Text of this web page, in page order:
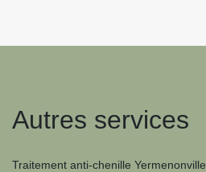
Autres services
Traitement anti-chenille Yermenonville